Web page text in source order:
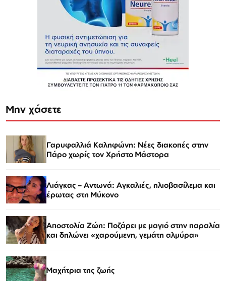
Μην χάσετε
Γαρυφαλλιά Καληφώνη: Νέες διακοπές στην
Πάρο χωρίς τον Χρήστο Μάστορα
Λιάγκας – Αντωνά: Αγκαλιές, ηλιοβασίλεμα και
έρωτας στη Μύκονο
Αποστολία Ζώη: Ποζάρει με μαγιό στην παραλία
και δηλώνει «χαρούμενη, γεμάτη αλμύρα»
Μαχήτρια της ζωής